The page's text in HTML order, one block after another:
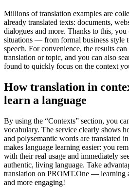
Millions of translation examples are
already translated texts: documents,
dialogues and more. Thanks to this,
situations — from formal business style
speech. For convenience, the results
translation or topic, and you can also
found to quickly focus on the context
How translation in
learn a language
By using the “Contexts” section, you
vocabulary. The service clearly shows
and polysemantic words are translated
makes language learning easier: you
with their real usage and immediately
authentic, living language. Take
translation on PROMT.One — learning
and more engaging!